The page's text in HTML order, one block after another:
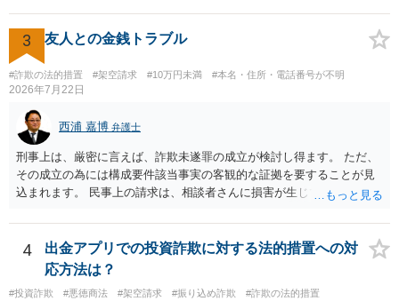
も不当条項として無効になると解されます（消費者契約法10条）。消
費者契約に該当しない場合でも、ご質問の記載を前提とすればそのよ
うな条項は存在しないので請求自体が不当ということになります。 メ
ールでのやり取りも証拠になりますので、あなたとしては、毅然と請
求を拒絶することを伝えるべきでしょう（ただし未納料金があること
に争いがない場合には未納料金は支払う必要があるかもしれませ
ん）。それ以上の話し合いには応じないという対応を考えられます。
訴訟で解決するのが一番ですが、相手方が遠方である場合は遠方の裁
判所で提訴される可能性もありますので、（費用はかかってしまいま
すが）弁護士へ依頼して正式な拒絶回答を送ることも検討した方がよ
いかもしれません。
3 友人との金銭トラブル
#詐欺の法的措置 #架空請求 #10万円未満 #本名・住所・電話番号が不明
2026年7月22日
西浦 嘉博 弁護士
刑事上は、厳密に言えば、詐欺未遂罪の成立が検討し得ます。 ただ、
その成立の為には構成要件該当事実の客観的な証拠を要することが見
込まれます。 民事上の請求は、相談者さんに損害が生じていない以
い場合、最寄りの法律事務所での相談を検討ください。 上記、ご参考
ください。
4
出金アプリでの投資詐欺に対する法的措置への対
応方法は？
#投資詐欺 #悪徳商法 #架空請求 #振り込め詐欺
#詐欺の法的措置